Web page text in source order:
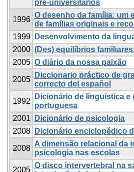
pré-universitários
1996
O desenho da família: um
de famílias originais e
1999
Desenvolvimento da
2000 (Des) equilíbrios
2005 O diário da nossa paixão
2005
Diccionario práctico de
correcto del español
1992
Dicionário de linguística e
portuguesa
2001
Dicionário de psicologia
2008
Dicionário enciclopédico
2008
A dimensão relacional da
psicologia nas escolas
2005
O disco intervertebral na